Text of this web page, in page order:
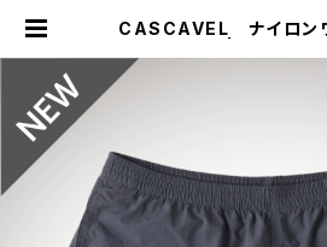
CASCAVEL ナイロン